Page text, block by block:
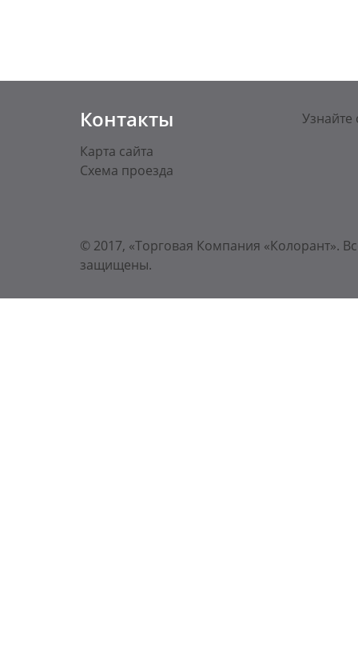
Контакты
Карта сайта
Схема проезда
Узнайте
© 2017, «Торговая Компания «Колорант».
защищены.